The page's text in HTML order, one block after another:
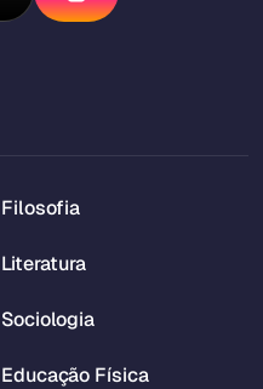
Filosofia
Literatura
Sociologia
Educação Física